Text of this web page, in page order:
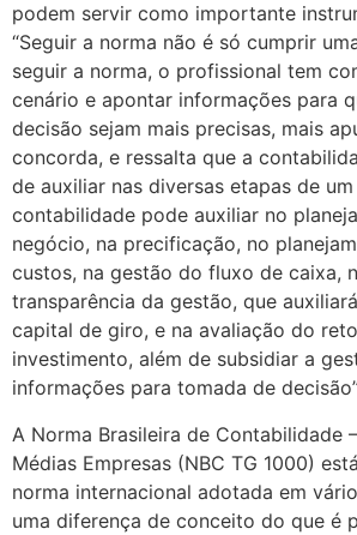
podem servir como importante
“Seguir a norma não é só cumprir
seguir a norma, o profissional tem
cenário e apontar informações para
decisão sejam mais precisas, mais
concorda, e ressalta que a
de auxiliar nas diversas etapas de um
contabilidade pode auxiliar no
negócio, na precificação, no
custos, na gestão do fluxo de caixa,
transparência da gestão, que
capital de giro, e na avaliação do
investimento, além de subsidiar a
informações para tomada de
A Norma Brasileira de Contabilidade
Médias Empresas (NBC TG 1000)
norma internacional adotada em
uma diferença de conceito do que é